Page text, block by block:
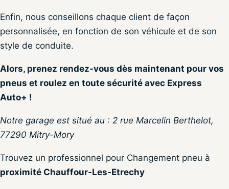
Enfin, nous conseillons chaque client de façon
personnalisée, en fonction de son véhicule et de son
style de conduite.
Alors, prenez rendez-vous dès maintenant pour vos
pneus et roulez en toute sécurité avec Express
Auto+ !
Notre garage est situé au : 2 rue Marcelin Berthelot,
77290 Mitry-Mory
Trouvez un professionnel pour Changement pneu à
proximité Chauffour-Les-Etrechy